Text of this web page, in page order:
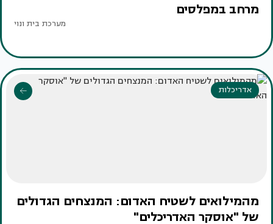
מרחב במפלסים
מערכת בית ונוי
אדריכלות
מהמילואים לשטיח האדום: המנצחים הגדולים
של "אוסקר האדריכלים"